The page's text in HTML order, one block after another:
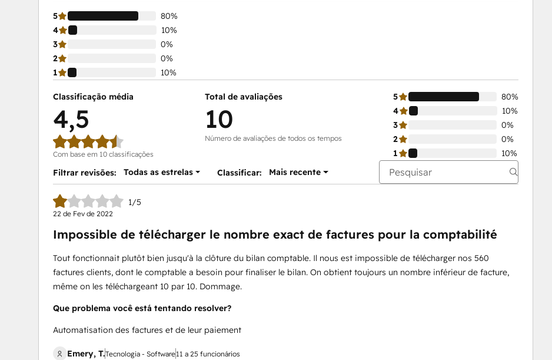
5
80%
4
10%
3
0%
2
0%
1
10%
Classificação média
4,5
Com base em 10 classificações
Total de avaliações
10
Número de avaliações de todos os tempos
5
80%
4
10%
3
0%
2
0%
1
10%
Filtrar revisões:
Todas as estrelas Classificar: Mais recente
1/5
22 de Fev de 2022
Impossible de télécharger le nombre exact de factures pour la comptabilité
Tout fonctionnait plutôt bien jusqu'à la clôture du bilan comptable. Il nous est impossible de télécharger nos 560
factures clients, dont le comptable a besoin pour finaliser le bilan. On obtient toujours un nombre inférieur de facture,
même on les téléchargeant 10 par 10. Dommage.
Que problema você está tentando resolver?
Automatisation des factures et de leur paiement
Emery, T.Tecnologia - Software11 a 25 funcionários